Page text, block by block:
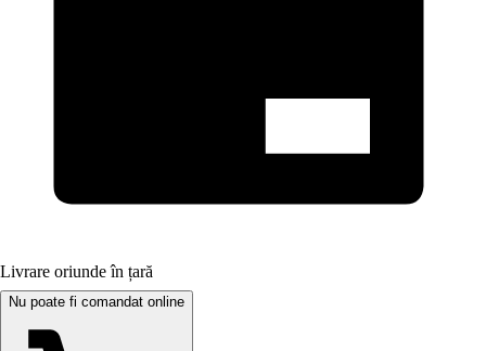
Livrare oriunde în țară
Nu poate fi comandat online